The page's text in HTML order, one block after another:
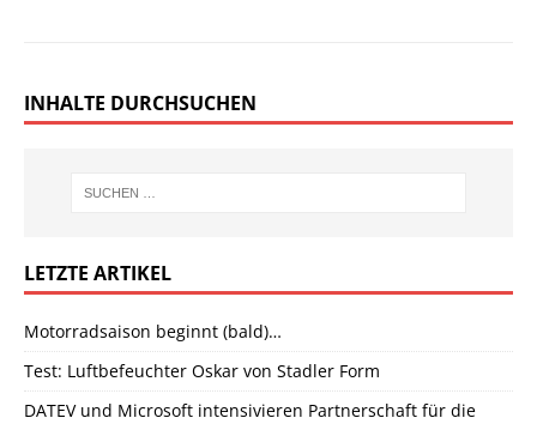
INHALTE DURCHSUCHEN
LETZTE ARTIKEL
Motorradsaison beginnt (bald)…
Test: Luftbefeuchter Oskar von Stadler Form
DATEV und Microsoft intensivieren Partnerschaft für die